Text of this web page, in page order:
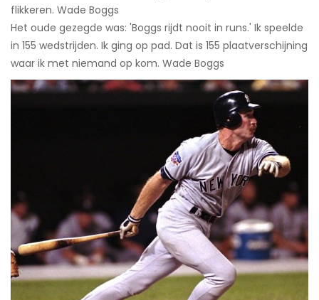
flikkeren. Wade Boggs
Het oude gezegde was: 'Boggs rijdt nooit in runs.' Ik speelde
in 155 wedstrijden. Ik ging op pad. Dat is 155 plaatverschijning
waar ik met niemand op kom. Wade Boggs